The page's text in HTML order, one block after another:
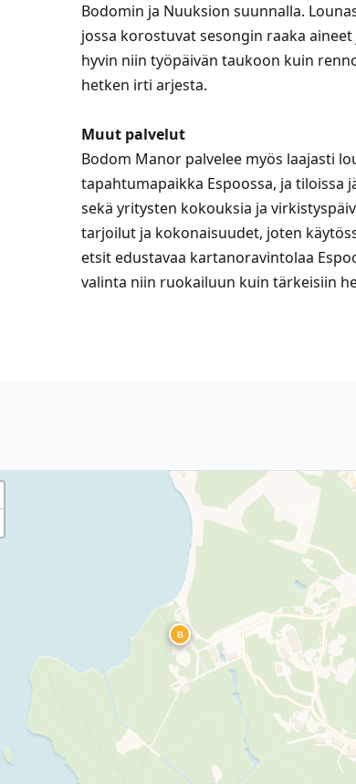
Bodomin ja Nuuksion suunnalla.
jossa korostuvat sesongin raaka
hyvin niin työpäivän taukoon kuin
hetken irti arjesta.
Muut palvelut
Bodom Manor palvelee myös laajasti
tapahtumapaikka Espoossa, ja tiloissa
sekä yritysten kokouksia ja
tarjoilut ja kokonaisuudet, joten
etsit edustavaa kartanoravintolaa
valinta niin ruokailuun kuin tärkeisiin
B